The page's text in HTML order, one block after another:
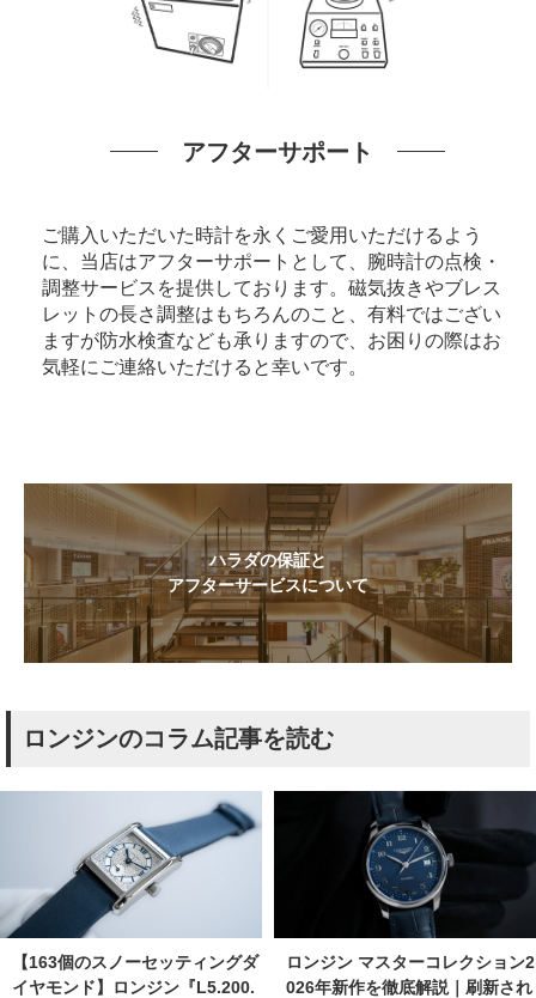
アフターサポート
ご購入いただいた時計を永くご愛用いただけるよう
に、当店はアフターサポートとして、腕時計の点検・
調整サービスを提供しております。磁気抜きやブレス
レットの長さ調整はもちろんのこと、有料ではござい
ますが防水検査なども承りますので、お困りの際はお
気軽にご連絡いただけると幸いです。
ハラダの保証と
アフターサービスについて
ロンジンのコラム記事を読む
【163個のスノーセッティングダ
イヤモンド】ロンジン『L5.200.
ロンジン マスターコレクション2
026年新作を徹底解説｜刷新され